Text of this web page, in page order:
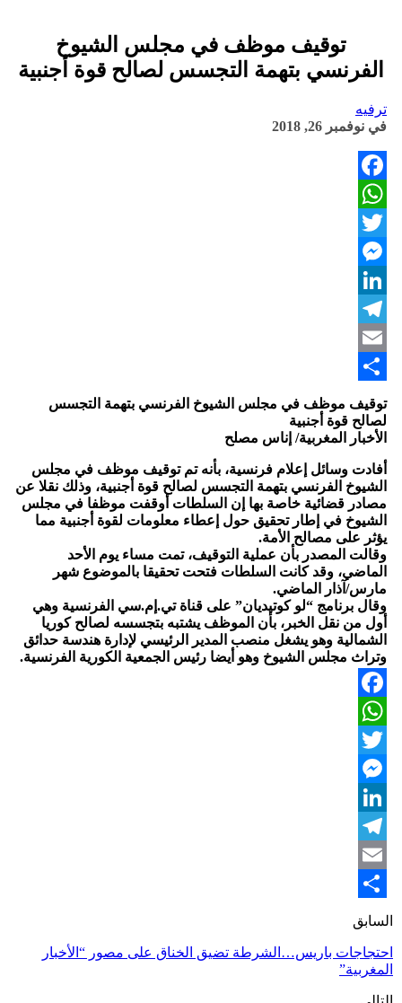
توقيف موظف في مجلس الشيوخ
الفرنسي بتهمة التجسس لصالح قوة أجنبية
ترفيه
في نوفمبر 26, 2018
Facebook
WhatsApp
Twitter
Messenger
LinkedIn
Telegram
Email
توقيف موظف في مجلس الشيوخ الفرنسي بتهمة التجسس
لصالح قوة أجنبية
الأخبار المغربية/ إناس مصلح
أفادت وسائل إعلام فرنسية، بأنه تم توقيف موظف في مجلس
الشيوخ الفرنسي بتهمة التجسس لصالح قوة أجنبية، وذلك نقلا عن
مصادر قضائية خاصة بها إن السلطات أوقفت موظفا في مجلس
الشيوخ في إطار تحقيق حول إعطاء معلومات لقوة أجنبية مما
يؤثر على مصالح الأمة.
وقالت المصدر بأن عملية التوقيف، تمت مساء يوم الأحد
الماضي، وقد كانت السلطات فتحت تحقيقا بالموضوع شهر
مارس/آذار الماضي.
وقال برنامج “لو كوتيديان” على قناة تي.إم.سي الفرنسية وهي
أول من نقل الخبر، بأن الموظف يشتبه بتجسسه لصالح كوريا
الشمالية وهو يشغل منصب المدير الرئيسي لإدارة هندسة حدائق
وتراث مجلس الشيوخ وهو أيضا رئيس الجمعية الكورية الفرنسية.
Facebook
WhatsApp
Twitter
Messenger
LinkedIn
Telegram
Email
Share
السابق
احتجاجات باريس…الشرطة تضيق الخناق على مصور “الأخبار
المغربية”